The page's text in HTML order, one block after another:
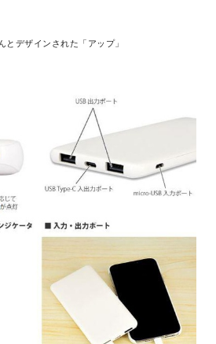
とデザインされた「アップ」